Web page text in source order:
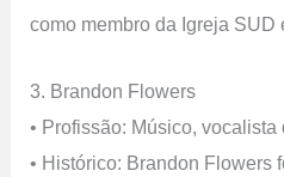
como membro da Igreja SUD
3. Brandon Flowers
• Profissão: Músico,
• Histórico: Brandon Flowers